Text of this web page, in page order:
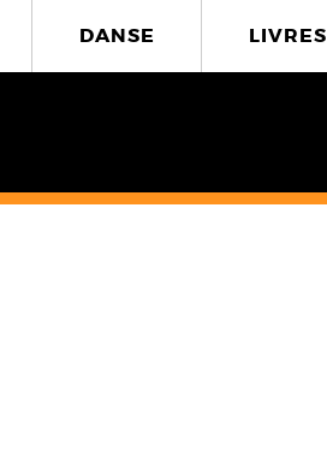
DANSE LIVRES